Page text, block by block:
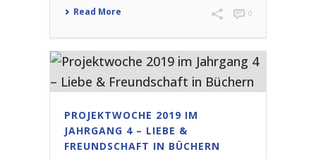
Read More 0
PROJEKTWOCHE 2019 IM
JAHRGANG 4 – LIEBE &
FREUNDSCHAFT IN BÜCHERN